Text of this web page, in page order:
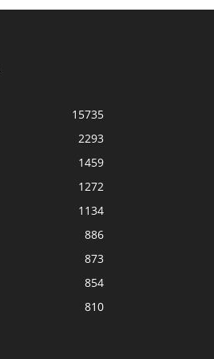
15735
2293
1459
1272
1134
886
873
854
810